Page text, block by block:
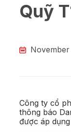
Quỹ
Công ty cổ
thông báo
được áp